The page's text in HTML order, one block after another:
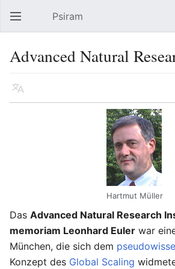
Hauptmenü öffnen Psiram
Advanced Natural
Sprache
Hartmut Müller
Das Advanced Natural Research
memoriam Leonhard Euler war
München, die sich dem
Konzept des Global Scaling